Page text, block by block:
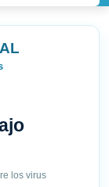
los virus